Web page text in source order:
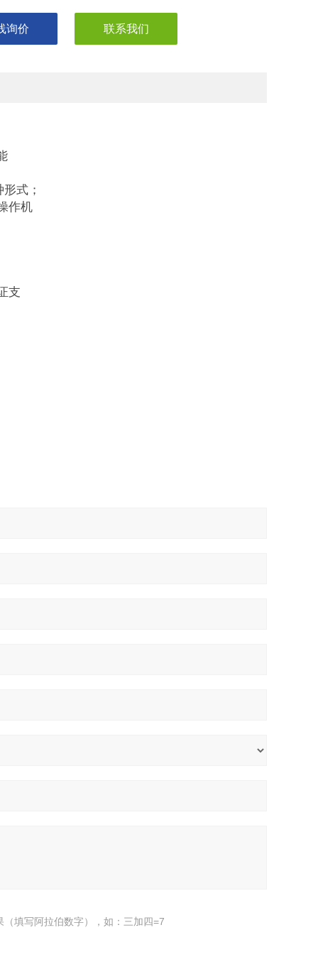
询价 联系我们
式；
作机
支
（填写阿拉伯数字），如：三加四=7